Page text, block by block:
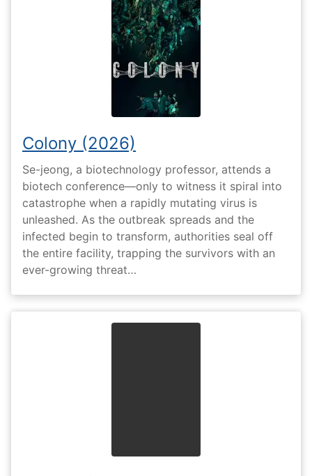
Colony (2026)
Se-jeong, a biotechnology professor, attends a
biotech conference—only to witness it spiral into
catastrophe when a rapidly mutating virus is
unleashed. As the outbreak spreads and the
infected begin to transform, authorities seal off
the entire facility, trapping the survivors with an
ever-growing threat…